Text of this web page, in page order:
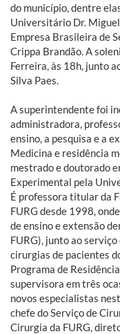
do município, dentre
Universitário Dr.
Empresa Brasileira de
Crippa Brandão. A
Ferreira, às 18h, junto
Silva Paes.
A superintendente foi
administradora,
ensino, a pesquisa e a
Medicina e residência
mestrado e doutorado
Experimental pela
É professora titular da
FURG desde 1998,
de ensino e extensão
FURG), junto ao
cirurgias de pacientes
Programa de
supervisora em três
novos especialistas
chefe do Serviço de
Cirurgia da FURG,